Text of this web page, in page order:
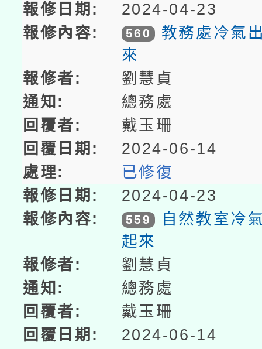
2024-04-23
560
教務處冷氣
來
劉慧貞
總務處
戴玉珊
2024-06-14
已修復
2024-04-23
559
自然教室冷
起來
劉慧貞
總務處
戴玉珊
2024-06-14